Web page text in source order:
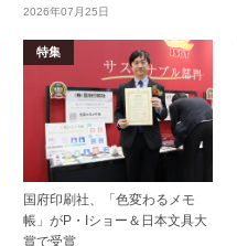
2026年07月25日
特集
国府印刷社、「色変わるメモ
帳」がP・Iショー＆日本文具大
賞で受賞